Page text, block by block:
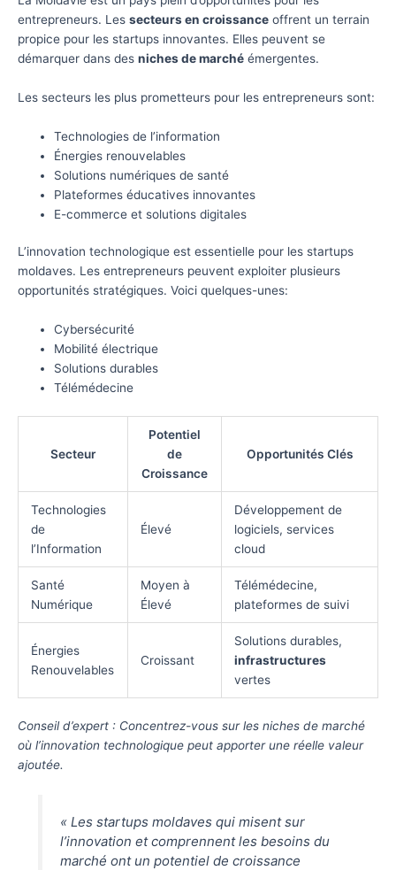
entrepreneurs. Les secteurs en croissance offrent un terrain
propice pour les startups innovantes. Elles peuvent se
démarquer dans des niches de marché émergentes.
Les secteurs les plus prometteurs pour les entrepreneurs sont:
Technologies de l’information
Énergies renouvelables
Solutions numériques de santé
Plateformes éducatives innovantes
E-commerce et solutions digitales
L’innovation technologique est essentielle pour les startups
moldaves. Les entrepreneurs peuvent exploiter plusieurs
opportunités stratégiques. Voici quelques-unes:
Cybersécurité
Mobilité électrique
Solutions durables
Télémédecine
Secteur
Potentiel
de
Croissance
Opportunités Clés
Technologies
de
l’Information
Élevé
Développement de
logiciels, services
cloud
Santé
Numérique
Moyen à
Élevé
Télémédecine,
plateformes de suivi
Énergies
Renouvelables
Croissant
Solutions durables,
infrastructures
vertes
Conseil d’expert : Concentrez-vous sur les niches de marché
où l’innovation technologique peut apporter une réelle valeur
ajoutée.
« Les startups moldaves qui misent sur
l’innovation et comprennent les besoins du
marché ont un potentiel de croissance